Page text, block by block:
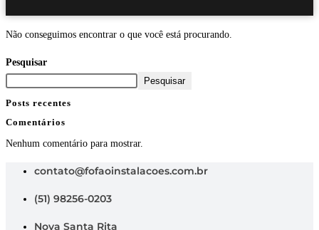
Não conseguimos encontrar o que você está procurando.
Pesquisar
Pesquisar
Posts recentes
Comentários
Nenhum comentário para mostrar.
contato@fofaoinstalacoes.com.br
(51) 98256-0203
Nova Santa Rita